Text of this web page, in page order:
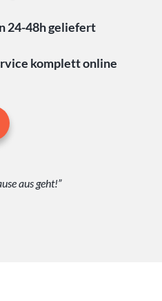
24-48h geliefert
komplett online
aus geht!”